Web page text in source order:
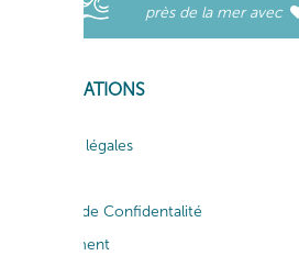
près de la mer avec
INFORMATIONS
Mentions légales
Politique de Confidentalité
Recrutement